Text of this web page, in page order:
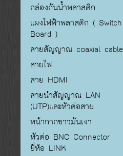
กล่องกันน้ำพลาสติก
แผงไฟฟ้าพลาสติก ( Switch
Board )
สายสัญญาณ coaxial cable
สายไฟ
สาย HDMI
สายนำสัญญาณ LAN
(UTP)และหัวต่อสาย
หน้ากากขาวมันเงา
หัวต่อ BNC Connector
ยี่ห้อ LINK